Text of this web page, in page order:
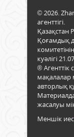
© 2026.
агенттігі.
Қазақстан
Қоғамдық
куәлігі
®
авторлық
жасалуы
Меншік